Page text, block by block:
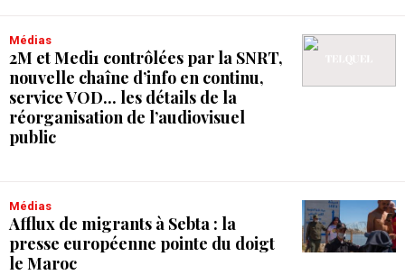
Médias
2M et Medi1 contrôlées par la SNRT,
nouvelle chaîne d’info en continu,
service VOD... les détails de la
réorganisation de l’audiovisuel
public
Médias
Afflux de migrants à Sebta : la
presse européenne pointe du doigt
le Maroc